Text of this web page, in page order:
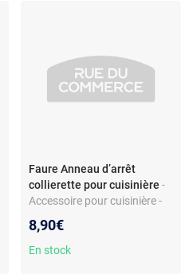
Faure Anneau d’arrêt
collierette pour cuisinière -
Accessoire pour cuisinière -
Compatible Faure CGL410 -
Plastique blanc
8,90€
En stock